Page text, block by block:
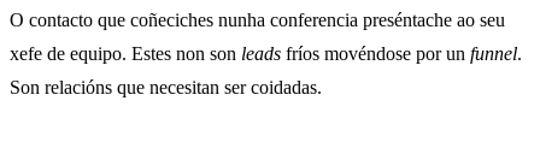
O contacto que coñeciches nunha conferencia preséntache ao seu
xefe de equipo. Estes non son leads fríos movéndose por un funnel.
Son relacións que necesitan ser coidadas.